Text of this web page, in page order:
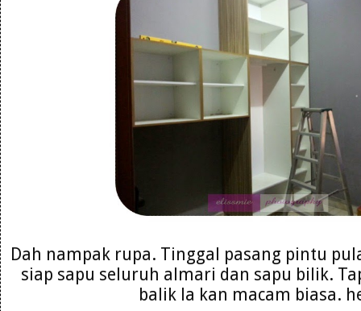
Dah nampak rupa. Tinggal pasang pintu
siap sapu seluruh almari dan sapu bilik.
balik la kan macam biasa.